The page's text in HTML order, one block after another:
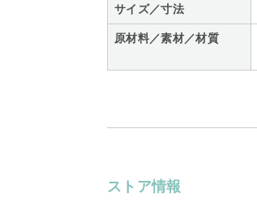
サイズ／寸法
原材料／素材／材質
ストア情報